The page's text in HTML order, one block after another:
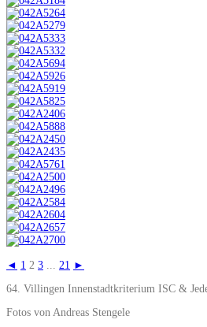
◄ 1 2 3 ... 21 ►
64. Villingen Innenstadtkriterium ISC &
Fotos von Andreas Stengele